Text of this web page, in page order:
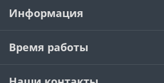
Информация
Время работы